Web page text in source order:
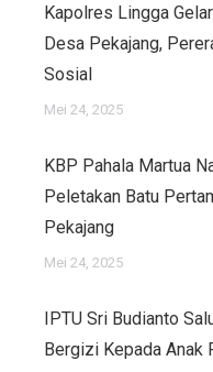
Kapolres Lingga
Desa Pekajang,
Sosial
Mei 24, 2025
KBP Pahala Martua
Peletakan Batu
Pekajang
Mei 24, 2025
IPTU Sri Budianto
Bergizi Kepada Anak